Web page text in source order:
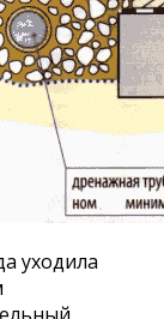
уходила